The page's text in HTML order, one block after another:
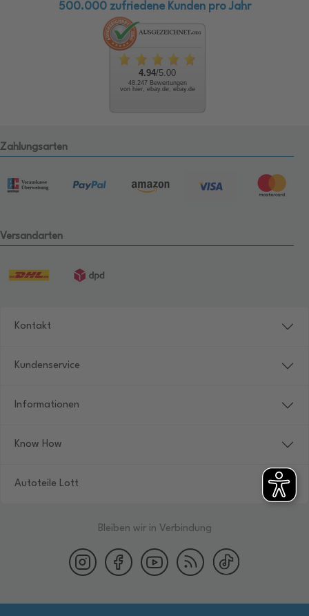
500.000 zufriedene Kunden pro Jahr
4.94/5.00
48.247 Bewertungen
von hier, ebay.de, ebay.de
Zahlungsarten
Versandarten
Kontakt
Kundenservice
Informationen
Know How
Autoteile Lott
Bleiben wir in Verbindung